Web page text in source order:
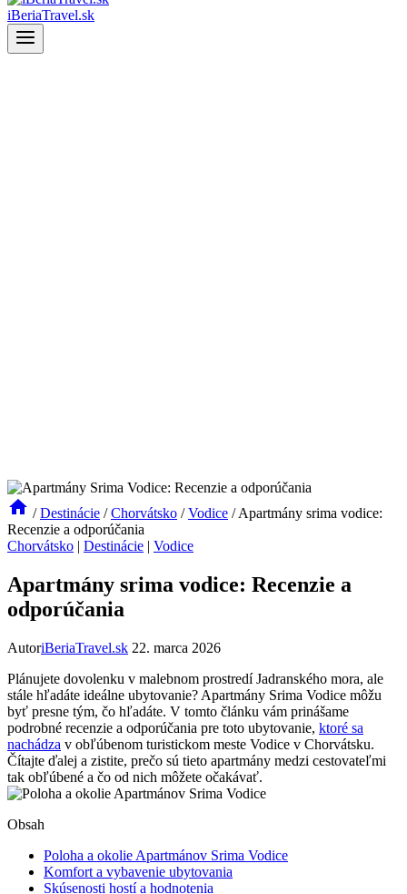
iBeriaTravel.sk
/ Destinácie / Chorvátsko / Vodice / Apartmány srima vodice:
Recenzie a odporúčania
Chorvátsko | Destinácie | Vodice
Apartmány srima vodice: Recenzie a
odporúčania
AutoriBeriaTravel.sk 22. marca 2026
Plánujete dovolenku v malebnom prostredí Jadranského mora, ale
stále hľadáte ideálne ubytovanie? Apartmány Srima Vodice môžu
byť presne tým, čo hľadáte. V tomto článku vám prinášame
podrobné recenzie a odporúčania pre toto ubytovanie, ktoré sa
nachádza v obľúbenom turistickom meste Vodice v Chorvátsku.
Čítajte ďalej a zistite, prečo sú tieto apartmány medzi cestovateľmi
tak obľúbené a čo od nich môžete očakávať.
Obsah
Poloha a okolie Apartmánov Srima Vodice
Komfort a vybavenie ubytovania
Skúsenosti hostí a hodnotenia